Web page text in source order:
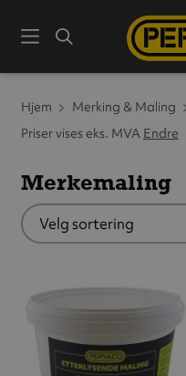
MenySøk
Hjem Merking & Maling
Priser vises eks. MVA Endre
Merkemaling